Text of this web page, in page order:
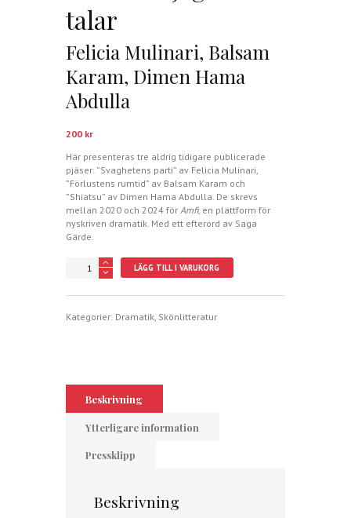
talar
Felicia Mulinari, Balsam
Karam, Dimen Hama
Abdulla
200 kr
Här presenteras tre aldrig tidigare publicerade
pjäser: ”Svaghetens parti” av Felicia Mulinari,
”Förlustens rumtid” av Balsam Karam och
”Shiatsu” av Dimen Hama Abdulla. De skrevs
mellan 2020 och 2024 för Amfi, en plattform för
nyskriven dramatik. Med ett efterord av Saga
Gärde.
som
LÄGG TILL I VARUKORG
Kategorier: Dramatik, Skönlitteratur
Beskrivning
Ytterligare information
Pressklipp
Beskrivning